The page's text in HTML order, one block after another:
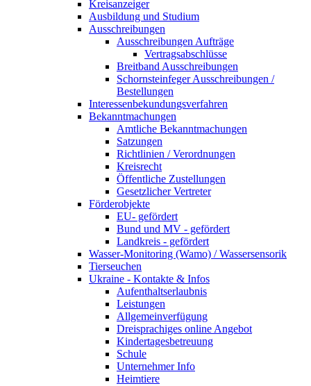
Kreisanzeiger
Ausbildung und Studium
Ausschreibungen
Ausschreibungen Aufträge
Vertragsabschlüsse
Breitband Ausschreibungen
Schornsteinfeger Ausschreibungen /
Bestellungen
Interessenbekundungsverfahren
Bekanntmachungen
Amtliche Bekanntmachungen
Satzungen
Richtlinien / Verordnungen
Kreisrecht
Öffentliche Zustellungen
Gesetzlicher Vertreter
Förderobjekte
EU- gefördert
Bund und MV - gefördert
Landkreis - gefördert
Wasser-Monitoring (Wamo) / Wassersensorik
Tierseuchen
Ukraine - Kontakte & Infos
Aufenthaltserlaubnis
Leistungen
Allgemeinverfügung
Dreisprachiges online Angebot
Kindertagesbetreuung
Schule
Unternehmer Info
Heimtiere